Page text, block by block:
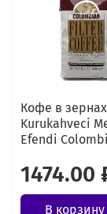
Кофе в зернах
Kurukahveci
Efendi
1474.00
В корзину